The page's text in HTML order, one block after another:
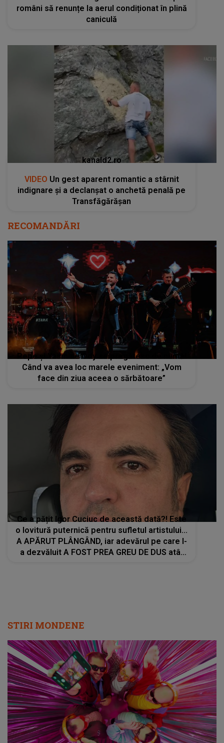
români să renunțe la aerul condiționat în plină
caniculă
kanald2.ro
VIDEO Un gest aparent romantic a stârnit
indignare și a declanșat o anchetă penală pe
Transfăgărășan
RECOMANDĂRI
Pepe și Yasmine Ody se pregătesc de nuntă!
Când va avea loc marele eveniment: „Vom
face din ziua aceea o sărbătoare”
Ce a pățit Igor Cuciuc de această dată?! Este
o lovitură puternică pentru sufletul artistului...
A APĂRUT PLÂNGÂND, iar adevărul pe care l-
a dezvăluit A FOST PREA GREU DE DUS atât
STIRI MONDENE